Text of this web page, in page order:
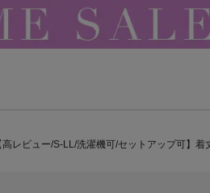
高レビュー/S-LL/洗濯機可/セットアップ可】